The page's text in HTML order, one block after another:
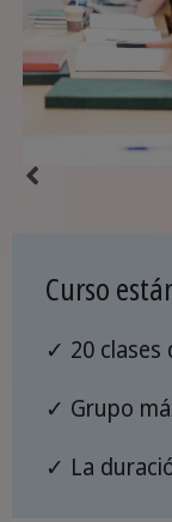
Curso
✓ 20 clases
✓ Grupo
✓ La